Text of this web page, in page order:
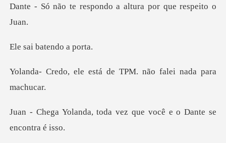
spondo a altura por
batendo
está de TPM. não fal
oda vez que você e o Da